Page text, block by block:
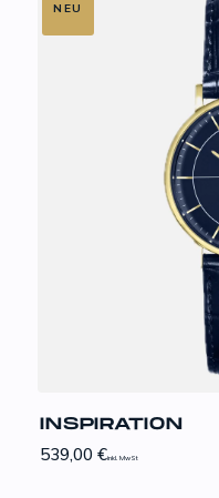
NEU
INSPIRATION
539,00€inkl. MwSt